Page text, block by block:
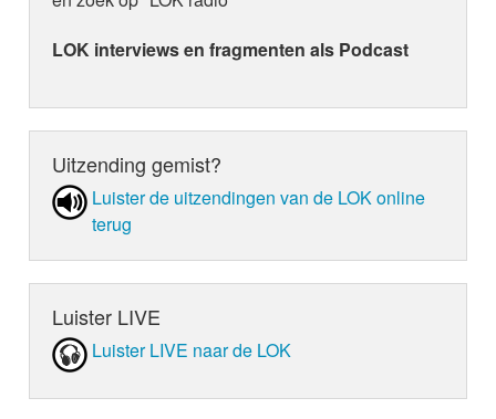
LOK interviews en fragmenten als Podcast
Uitzending gemist?
Luister de uit­zen­din­gen van de LOK online
terug
Luister LIVE
Luister LIVE naar de LOK